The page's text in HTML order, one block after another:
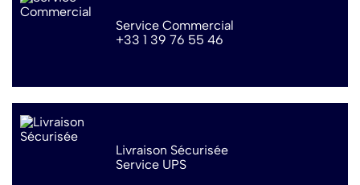
Service Commercial
+33 1 39 76 55 46
Livraison Sécurisée
Service UPS